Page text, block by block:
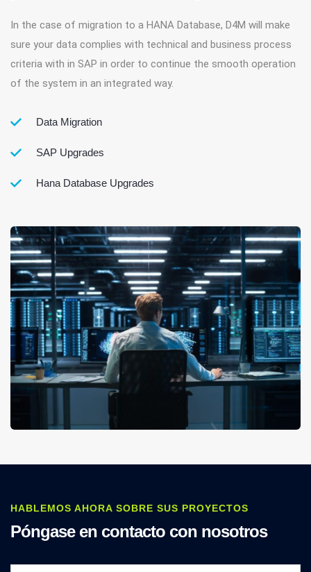
In the case of migration to a HANA Database, D4M will make
sure your data complies with technical and business process
criteria with in SAP in order to continue the smooth operation
of the system in an integrated way.
Data Migration
SAP Upgrades
Hana Database Upgrades
HABLEMOS AHORA SOBRE SUS PROYECTOS
Póngase en contacto con nosotros